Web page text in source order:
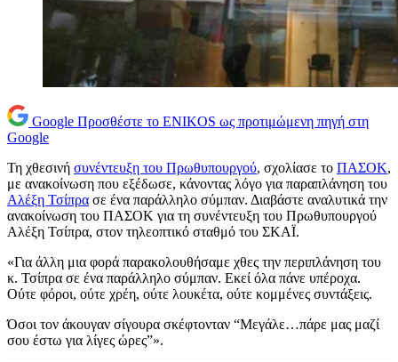
Google Προσθέστε το ENIKOS ως προτιμώμενη πηγή στη
Google
Τη χθεσινή συνέντευξη του Πρωθυπουργού, σχολίασε το ΠΑΣΟΚ,
με ανακοίνωση που εξέδωσε, κάνοντας λόγο για παραπλάνηση του
Αλέξη Τσίπρα σε ένα παράλληλο σύμπαν. Διαβάστε αναλυτικά την
ανακοίνωση του ΠΑΣΟΚ για τη συνέντευξη του Πρωθυπουργού
Αλέξη Τσίπρα, στον τηλεοπτικό σταθμό του ΣΚΑΪ.
«Για άλλη μια φορά παρακολουθήσαμε χθες την περιπλάνηση του
κ. Τσίπρα σε ένα παράλληλο σύμπαν. Εκεί όλα πάνε υπέροχα.
Ούτε φόροι, ούτε χρέη, ούτε λουκέτα, ούτε κομμένες συντάξεις.
Όσοι τον άκουγαν σίγουρα σκέφτονταν “Μεγάλε…πάρε μας μαζί
σου έστω για λίγες ώρες”».